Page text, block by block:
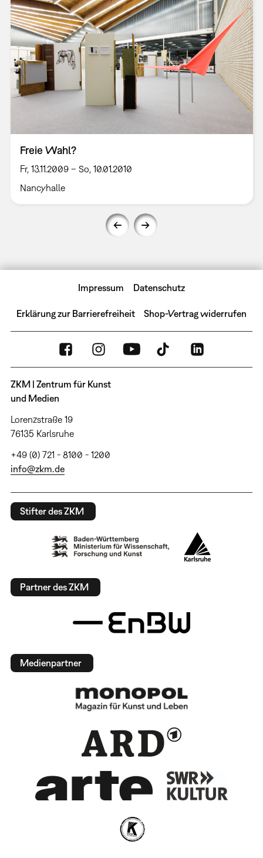
Freie Wahl?
Fr, 13.11.2009 – So, 10.01.2010
Nancyhalle
Impressum Datenschutz
Erklärung zur Barrierefreiheit Shop-Vertrag widerrufen
ZKM | Zentrum für Kunst
und Medien
Lorenzstraße 19
76135 Karlsruhe
+49 (0) 721 - 8100 - 1200
info@zkm.de
Stifter des ZKM
Partner des ZKM
Medienpartner